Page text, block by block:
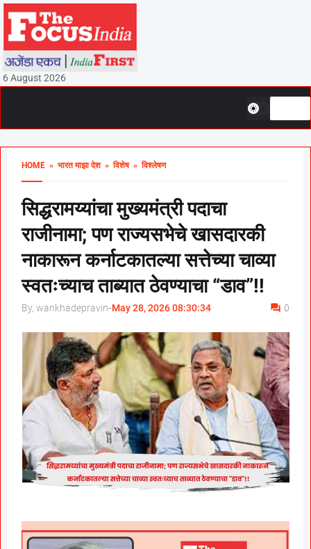
6 August 2026
HOME » भारत माझा देश» विशेष» विश्लेषण
सिद्धरामय्यांचा मुख्यमंत्री पदाचा
राजीनामा; पण राज्यसभेचे खासदारकी
नाकारून कर्नाटकातल्या सत्तेच्या चाव्या
स्वतःच्याच ताब्यात ठेवण्याचा “डाव”!!
By, wankhadepravin-May 28, 2026 08:30:34 0